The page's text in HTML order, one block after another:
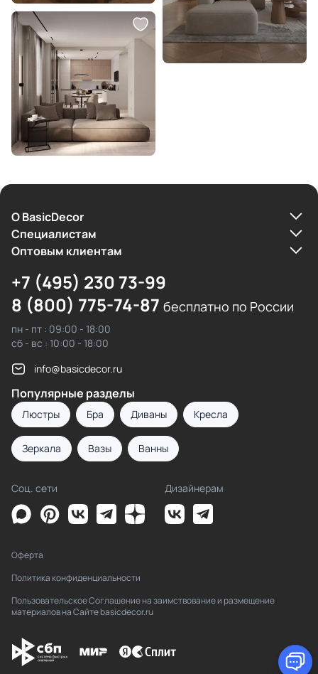
О BasicDecor
Cпециалистам
Оптовым клиентам
+7 (495) 230 73-99
8 (800) 775-74-87 бесплатно по России
пн - пт : 09:00 - 18:00
сб - вс : 10:00 - 18:00
info@basicdecor.ru
Популярные разделы
Люстры Бра Диваны Кресла
Зеркала Вазы Ванны
Соц. сети Дизайнерам
Оферта
Политика конфиденциальности
Пользовательское Соглашение на заимствование и размещение
материалов на Сайте basicdecor.ru